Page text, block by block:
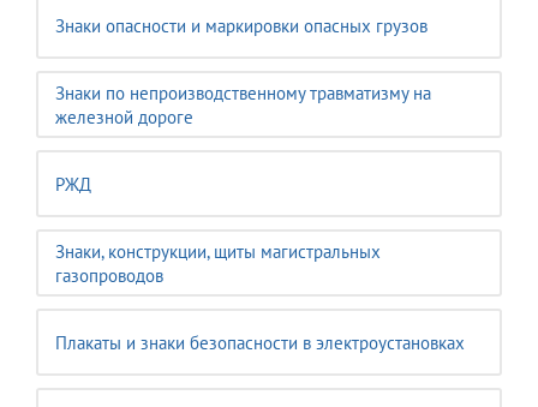
Знаки опасности и маркировки опасных грузов
Знаки по непроизводственному травматизму на
железной дороге
РЖД
Знаки, конструкции, щиты магистральных
газопроводов
Плакаты и знаки безопасности в электроустановках